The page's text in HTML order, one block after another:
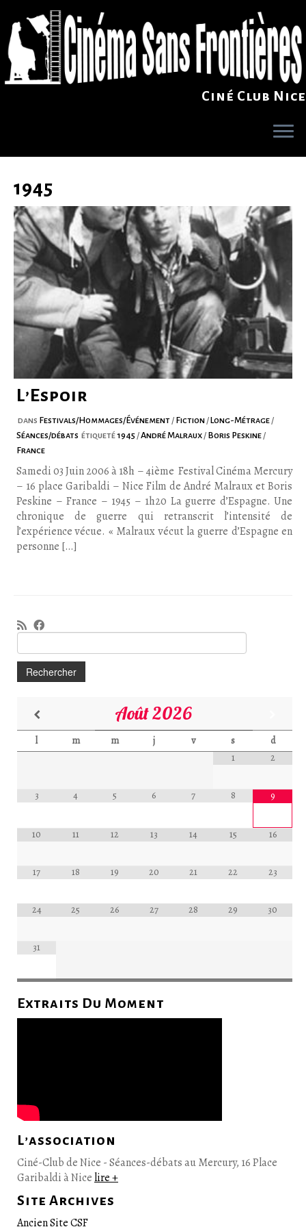
content
Ciné Club Nice
1945
L’Espoir
dans Festivals/Hommages/Événement/ Fiction/ Long-Métrage/
Séances/débats étiqueté1945/André Malraux/ Boris Peskine/
France
Samedi 03 Juin 2006 à 18h – 4ième Festival Cinéma Mercury
– 16 place Garibaldi – Nice Film de André Malraux et Boris
Peskine – France – 1945 – 1h20 La guerre d’Espagne. Une
chronique de guerre qui retranscrit l’intensité de
l’expérience vécue. « Malraux vécut la guerre d’Espagne en
personne […]
Août2026
l m m j v s
d
1
2
3 4 5 6 7 8 9
10 11 12 13 14 15 16
17 18 19 20 21 22 23
24 25 26 27 28 29 30
31
Extraits Du Moment
L’association
Ciné-Club de Nice - Séances-débats au Mercury, 16 Place
Garibaldi à Nice lire +
Site Archives
Ancien Site CSF